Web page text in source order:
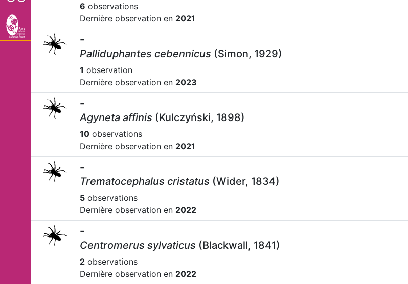
6 observations
Dernière observation en 2021
-
Palliduphantes cebennicus (Simon, 1929)
1 observation
Dernière observation en 2023
-
Agyneta affinis (Kulczyński, 1898)
10 observations
Dernière observation en 2021
-
Trematocephalus cristatus (Wider, 1834)
5 observations
Dernière observation en 2022
-
Centromerus sylvaticus (Blackwall, 1841)
2 observations
Dernière observation en 2022